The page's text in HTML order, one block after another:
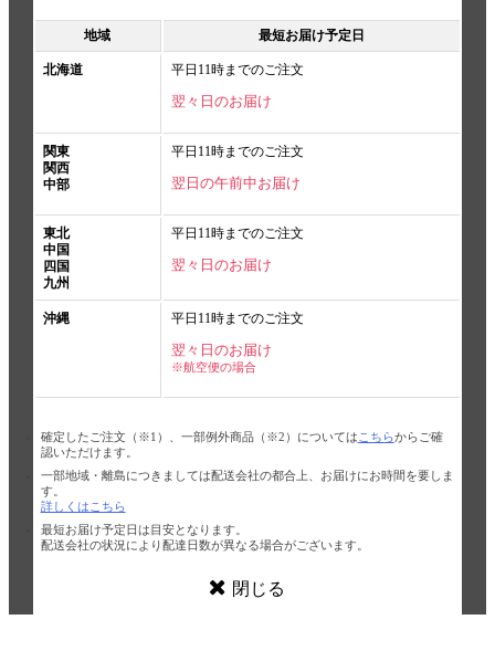
地域 最短お届け予定日
北海道 平日11時までのご注文
翌々日のお届け
関東
関西
中部
平日11時までのご注文
翌日の午前中お届け
東北
中国
四国
九州
平日11時までのご注文
翌々日のお届け
沖縄 平日11時までのご注文
翌々日のお届け
※航空便の場合
確定したご注文（※1）、一部例外商品（※2）については こちらからご確
認いただけます。
一部地域・離島につきましては配送会社の都合上、お届けにお時間を要しま
す。
詳しくはこちら
最短お届け予定日は目安となります。
配送会社の状況により配達日数が異なる場合がございます。
閉じる